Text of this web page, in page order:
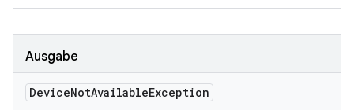
Ausgabe
DeviceNotAvailableException